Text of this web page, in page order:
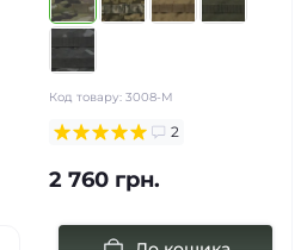
Код товару: 3008-M
2
2 760 грн.